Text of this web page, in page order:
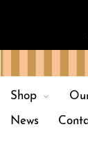
Shop
News